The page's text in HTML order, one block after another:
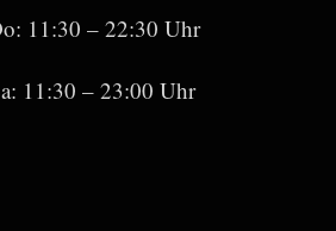
11:30 – 22:30 Uhr
11:30 – 23:00 Uhr